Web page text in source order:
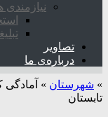
نیازمندی
تصاویر
درباره‌ی ما
» شهرستان » آمادگی
تابستان